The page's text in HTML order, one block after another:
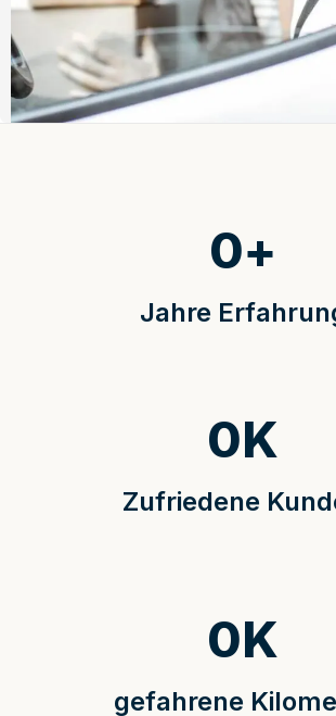
Jahre
0+
Zufriedene
0K
gefahrene
0K